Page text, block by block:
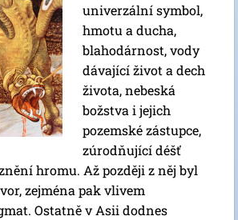
univerzální symbol,
hmotu a ducha,
blahodárnost, vody
dávající život a dech
života, nebeská
božstva i jejich
pozemské zástupce,
zúrodňující déšť
hromu. Až později z něj byl
zejména pak vlivem
Ostatně v Asii dodnes